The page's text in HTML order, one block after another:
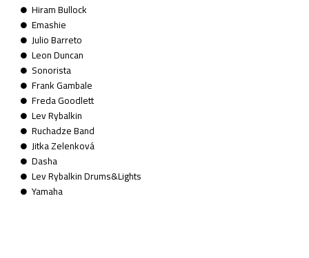
Hiram Bullock
Emashie
Julio Barreto
Leon Duncan
Sonorista
Frank Gambale
Freda Goodlett
Lev Rybalkin
Ruchadze Band
Jitka Zelenková
Dasha
Lev Rybalkin Drums&Lights
Yamaha